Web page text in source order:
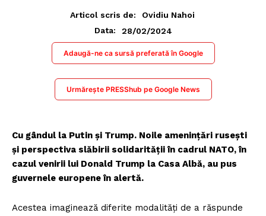
Articol scris de:
Ovidiu Nahoi
Data:
28/02/2024
Adaugă-ne ca sursă preferată în Google
Urmărește PRESShub pe Google News
Cu gândul la Putin și Trump. Noile amenințări rusești
și perspectiva slăbirii solidarității în cadrul NATO, în
cazul venirii lui Donald Trump la Casa Albă, au pus
guvernele europene în alertă.
Acestea imaginează diferite modalități de a răspunde